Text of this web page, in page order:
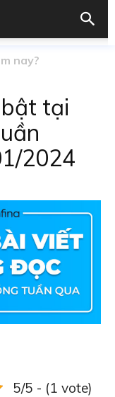
nay?
tại
2024
5/5 - (1 vote)